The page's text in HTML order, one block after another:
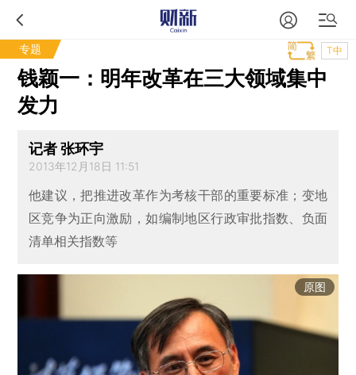
专题 T中
钱颖一：明年改革在三大领域集中
发力
记者 张环宇
2013年12月18日 11:51
他建议，把推进改革作为考核干部的重要标准；变地
区竞争为正向激励，如编制地区行政审批指数、负面
清单相关指数等
原图